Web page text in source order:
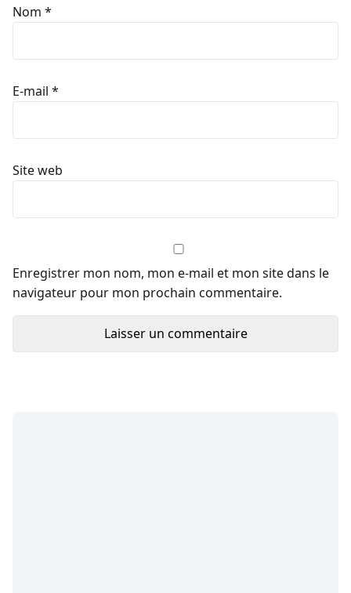
Nom *
E-mail *
Site web
Enregistrer mon nom, mon e-mail et mon site dans le
navigateur pour mon prochain commentaire.